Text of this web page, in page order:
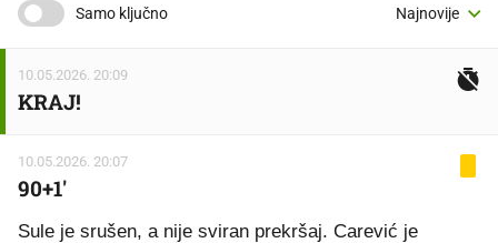
Samo ključno
10.05.2026. 20:09
KRAJ!
10.05.2026. 20:07
90+1'
Sule je srušen, a nije sviran prekršaj. Carević je